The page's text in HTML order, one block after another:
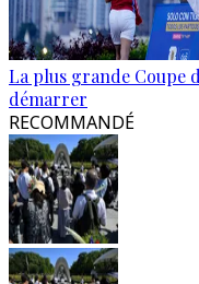
La plus grande Coupe
démarrer
RECOMMANDÉ